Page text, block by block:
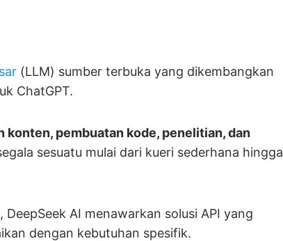
(LLM) sumber terbuka yang dikembangkan
ChatGPT.
konten, pembuatan kode, penelitian, dan
sesuatu mulai dari kueri sederhana hingga
AI menawarkan solusi API yang
dengan kebutuhan spesifik.